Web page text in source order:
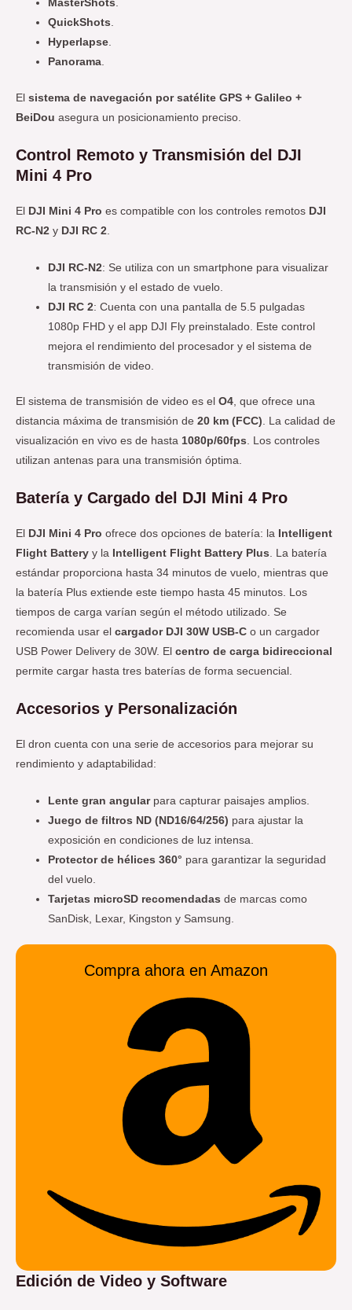
MasterShots.
QuickShots.
Hyperlapse.
Panorama.
El sistema de navegación por satélite GPS + Galileo +
BeiDou asegura un posicionamiento preciso.
Control Remoto y Transmisión del DJI
Mini 4 Pro
El DJI Mini 4 Pro es compatible con los controles remotos DJI
RC-N2 y DJI RC 2
DJI RC-N2: Se utiliza con un smartphone para visualizar
la transmisión y el estado de vuelo.
DJI RC 2: Cuenta con una pantalla de 5.5 pulgadas
1080p FHD y el app DJI Fly preinstalado. Este control
mejora el rendimiento del procesador y el sistema de
transmisión de video.
El sistema de transmisión de video es el O4, que ofrece una
distancia máxima de transmisión de 20 km (FCC). La calidad de
visualización en vivo es de hasta 1080p/60fps. Los controles
utilizan antenas para una transmisión óptima.
Batería y Cargado del DJI Mini 4 Pro
El DJI Mini 4 Pro ofrece dos opciones de batería: la Intelligent
Flight Battery y la Intelligent Flight Battery Plus. La batería
estándar proporciona hasta 34 minutos de vuelo, mientras que
la batería Plus extiende este tiempo hasta 45 minutos. Los
tiempos de carga varían según el método utilizado. Se
recomienda usar el cargador DJI 30W USB-C o un cargador
USB Power Delivery de 30W. El centro de carga bidireccional
permite cargar hasta tres baterías de forma secuencial.
Accesorios y Personalización
El dron cuenta con una serie de accesorios para mejorar su
rendimiento y adaptabilidad:
Lente gran angularpara capturar paisajes amplios.
Juego de filtros ND (ND16/64/256) para ajustar la
exposición en condiciones de luz intensa.
Protector de hélices 360° para garantizar la seguridad
del vuelo.
Tarjetas microSD recomendadas de marcas como
SanDisk, Lexar, Kingston y Samsung.
Compra ahora en Amazon
Edición de Video y Software